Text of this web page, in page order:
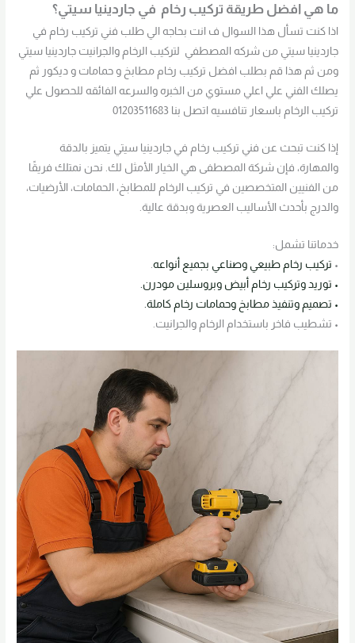
ما هي افضل طريقة تركيب رخام في جاردينيا سيتي؟
اذا كنت تسأل هذا السوال ف انت بحاجه الي طلب فني تركيب رخام في
جاردينيا سيتي من شركه المصطفي لتركيب الرخام والجرانيت جاردينيا سيتي
ومن ثم هذا قم بطلب افضل تركيب رخام مطابخ و حمامات و ديكور ثم
يصلك الفني علي اعلي مستوي من الخبره والسرعه الفائقه للحصول علي
تركيب الرخام باسعار تنافسيه اتصل بنا 01203511683
إذا كنت تبحث عن فني تركيب رخام في جاردينيا سيتي يتميز بالدقة
والمهارة، فإن شركة المصطفى هي الخيار الأمثل لك. نحن نمتلك فريقًا
من الفنيين المتخصصين في تركيب الرخام للمطابخ، الحمامات، الأرضيات،
والدرج بأحدث الأساليب العصرية وبدقة عالية.
خدماتنا تشمل:
• تركيب رخام طبيعي وصناعي بجميع أنواعه
• توريد وتركيب رخام أبيض وبروسلين مودرن.
• تصميم وتنفيذ مطابخ وحمامات رخام كاملة.
• تشطيب فاخر باستخدام الرخام والجرانيت.